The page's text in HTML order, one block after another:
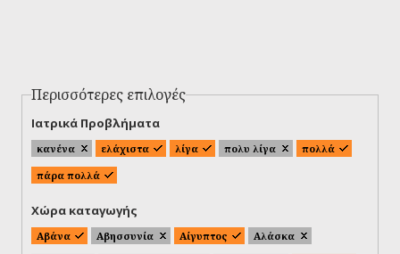
Περισσότερες επιλογές
Ιατρικά Προβλήματα
κανένα ελάχιστα λίγα πολυ λίγα
πολλά
πάρα πολλά
Χώρα καταγωγής
Αβάνα Αβησσυνία Αίγυπτος
Αλάσκα